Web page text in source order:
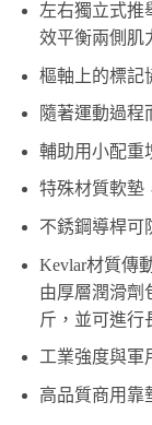
左右獨立式推
效平衡兩側肌
樞軸上的標記
隨著運動過程
輔助用小配重
特殊材質軟墊
不銹鋼導桿可
Kevlar材質傳
由厚層潤滑劑
斤，並可進行
工業強度與軍
高品質商用靠